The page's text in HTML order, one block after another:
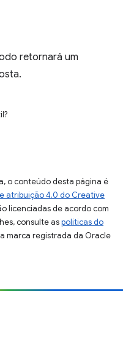
retornará um
o conteúdo desta página é
atribuição 4.0 do Creative
licenciadas de acordo com
consulte aspolíticas do
marca registrada da Oracle